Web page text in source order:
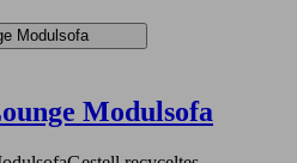
Modulsofa